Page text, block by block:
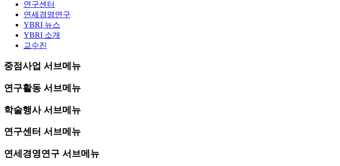
연구센터
연세경영연구
YBRI 뉴스
YBRI 소개
교수진
중점사업 서브메뉴
연구활동 서브메뉴
학술행사 서브메뉴
연구센터 서브메뉴
연세경영연구 서브메뉴